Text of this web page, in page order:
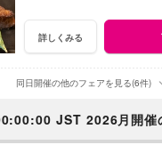
詳しくみる
同日開催の他のフェアを見る(6件)
JST 2026月開催